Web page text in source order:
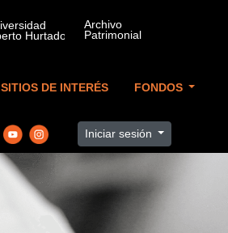
SITIOS DE INTERÉS FONDOS
Iniciar sesión